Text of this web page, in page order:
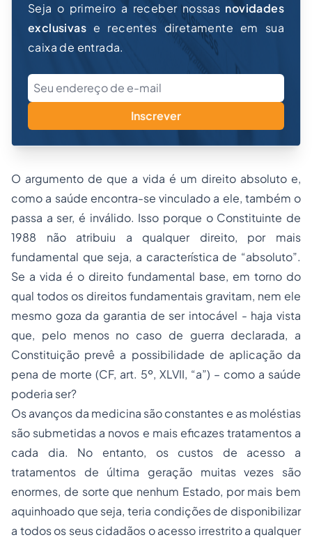
Seja o primeiro a receber nossas novidades
exclusivas e recentes diretamente em sua
caixa de entrada.
Inscrever
O argumento de que a vida é um direito absoluto e,
como a saúde encontra-se vinculado a ele, também o
passa a ser, é inválido. Isso porque o Constituinte de
1988 não atribuiu a qualquer direito, por mais
fundamental que seja, a característica de “absoluto”.
Se a vida é o direito fundamental base, em torno do
qual todos os direitos fundamentais gravitam, nem ele
mesmo goza da garantia de ser intocável - haja vista
que, pelo menos no caso de guerra declarada, a
Constituição prevê a possibilidade de aplicação da
pena de morte (CF, art. 5º, XLVII, “a”) – como a saúde
poderia ser?
Os avanços da medicina são constantes e as moléstias
são submetidas a novos e mais eficazes tratamentos a
cada dia. No entanto, os custos de acesso a
tratamentos de última geração muitas vezes são
enormes, de sorte que nenhum Estado, por mais bem
aquinhoado que seja, teria condições de disponibilizar
a todos os seus cidadãos o acesso irrestrito a qualquer